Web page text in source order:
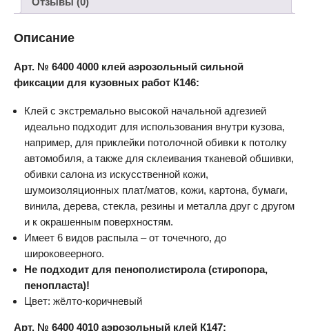
Описание
Арт. № 6400 4000 клей аэрозольный сильной
фиксации для кузовных работ К146:
Клей с экстремально высокой начальной адгезией
идеально подходит для использования внутри кузова,
например, для приклейки потолочной обивки к потолку
автомобиля, а также для склеивания тканевой обшивки,
обивки салона из искусственной кожи,
шумоизоляционных плат/матов, кожи, картона, бумаги,
винила, дерева, стекла, резины и металла друг с другом
и к окрашенным поверхностям.
Имеет 6 видов распыла – от точечного, до
широковеерного.
Не подходит для пенополистирола (стиропора,
пенопласта)!
Цвет: жёлто-коричневый
Арт. № 6400 4010 аэрозольный клей К147: